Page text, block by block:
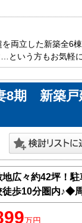
両立した新築全6
という方もお気軽
8期 新築戸
広々約42坪！
徒歩10分圏内♪◆
万円